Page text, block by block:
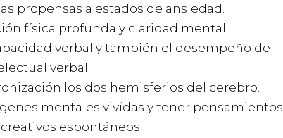
propensas a estados de ansiedad.
física profunda y claridad mental.
verbal y también el desempeño del
verbal.
los dos hemisferios del cerebro.
mentales vivídas y tener pensamientos
espontáneos.